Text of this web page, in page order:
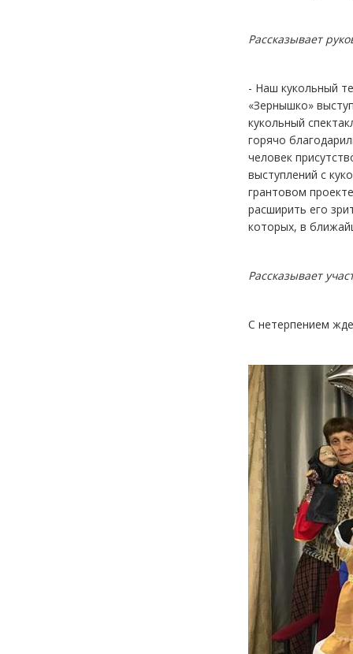
Рассказывает
- Наш кукольный
«Зернышко»
кукольный
горячо
человек
выступлений с
грантовом
расширить его
которых, в
Рассказывает
С нетерпением